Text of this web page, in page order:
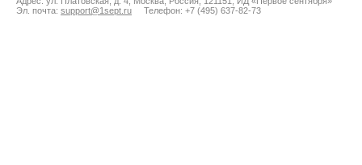
Эл. почта: support@1sept.ru Телефон: +7 (495) 637-82-73